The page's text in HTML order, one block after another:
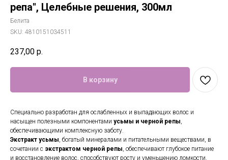
репа", Целебные решения, 300мл
Белита
SKU: 4810151034511
237,00 р.
В корзину
Специально разработан для ослабленных и выпадающих волос и
насыщен полезными компонентами усьмы и черной репы,
обеспечивающими комплексную заботу.
Экстракт усьмы, богатый минералами и питательными веществами, в
сочетании с экстрактом черной репы, обеспечивают глубокое питание
и восстановление волос, способствуют росту и уменьшению ломкости.